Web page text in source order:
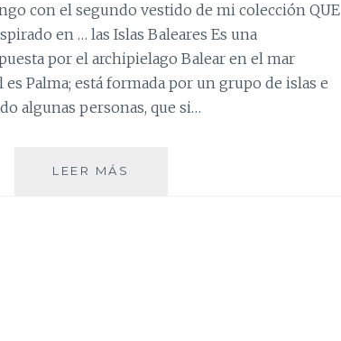
con el segundo vestido de mi colección QUE
en … las Islas Baleares Es una
por el archipielago Balear en el mar
Palma; está formada por un grupo de islas e
algunas personas, que si…
LEER MÁS